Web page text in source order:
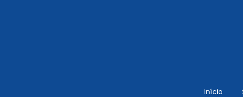
Início